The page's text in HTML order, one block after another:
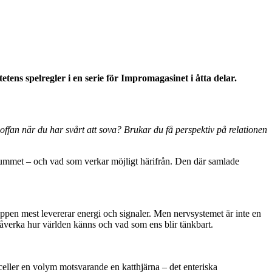
spelregler i en serie för Impromagasinet i åtta delar.
när du har svårt att sova? Brukar du få perspektiv på relationen
– och vad som verkar möjligt härifrån. Den där samlade
mest levererar energi och signaler. Men nervsystemet är inte en
hur världen känns och vad som ens blir tänkbart.
en volym motsvarande en katthjärna – det enteriska